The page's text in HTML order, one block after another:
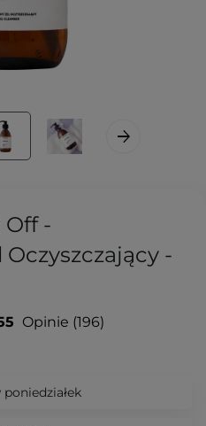
Off -
-
Opinie 196
poniedziałek